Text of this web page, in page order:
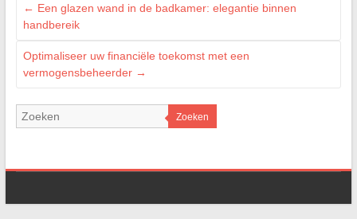
← Een glazen wand in de badkamer: elegantie binnen
handbereik
Optimaliseer uw financiële toekomst met een
vermogensbeheerder →
Zoeken